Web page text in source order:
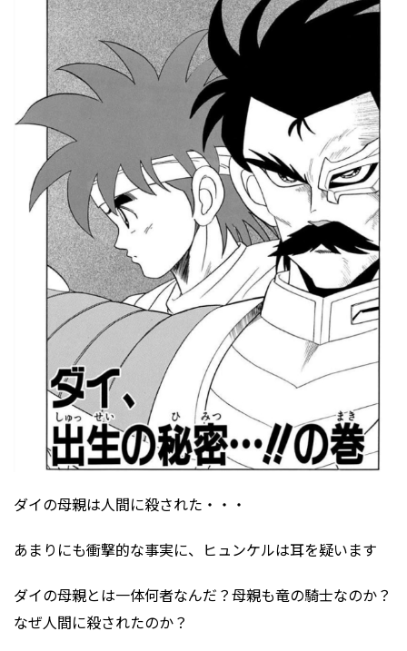
ダイの母親は人間に殺された・・・
あまりにも衝撃的な事実に、ヒュンケルは耳を疑います
ダイの母親とは一体何者なんだ？母親も竜の騎士なのか？
なぜ人間に殺されたのか？